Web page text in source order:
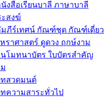
งสือเรียนบาลี ภาษาบาลี
สงฆ์
ภีร์เทศน์ กัณฑ์ชุด กัณฑ์เดี่ยว
ราศาสตร์ ดูดวง ฤกษ์งาม
โมทนาบัตร ใบบัตรสำคัญ
สวดมนต์
ความสาระทั่วไป